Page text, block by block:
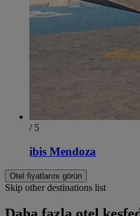
/ 5
ibis Mendoza
Otel fiyatlarını görün
Skip other destinations list